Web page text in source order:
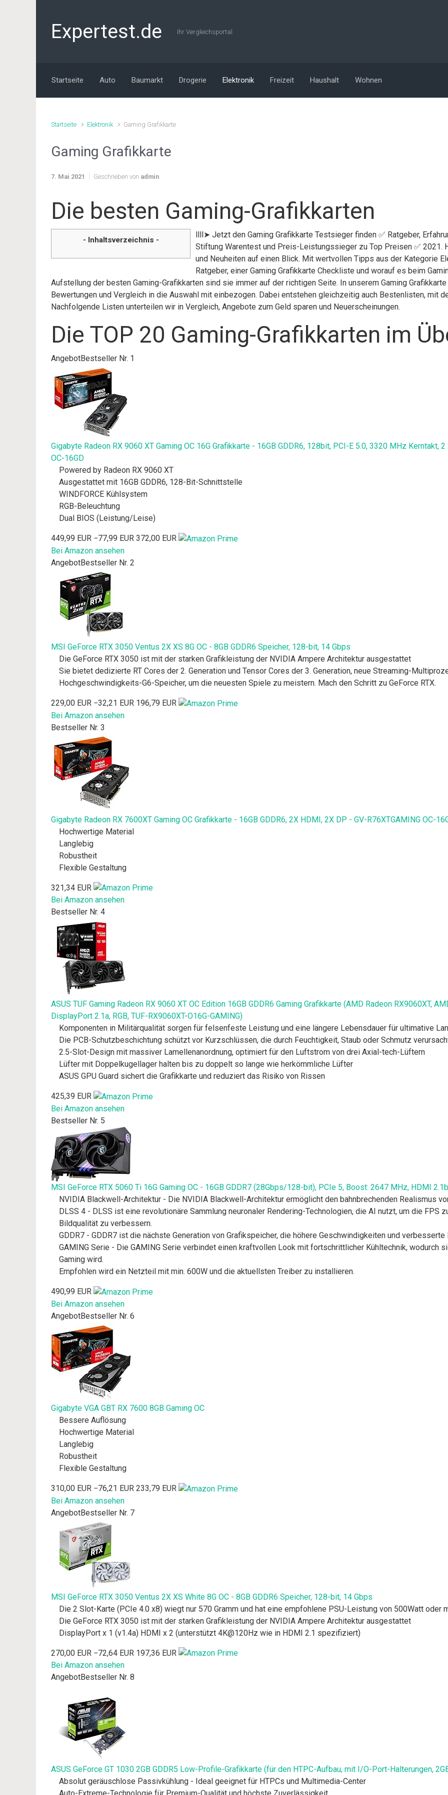
Expertest.de Ihr Vergleichsportal
Startseite Auto Baumarkt Drogerie Elektronik Freizeit Haushalt Wohnen
Startseite Elektronik Gaming Grafikkarte
Gaming Grafikkarte
7. Mai 2021 Geschrieben von admin
Die besten Gaming-Grafikkarten
- Inhaltsverzeichnis -
llll➤ Jetzt den Gaming Grafikkarte Testsieger finden ✅ Ratgeber,
Stiftung Warentest und Preis-Leistungssieger zu Top Preisen ✅
und Neuheiten auf einen Blick. Mit wertvollen Tipps aus der Kategorie
Ratgeber, einer Gaming Grafikkarte Checkliste und worauf es beim
Aufstellung der besten Gaming-Grafikkarten sind sie immer auf der richtigen Seite. In unserem Gaming
Bewertungen und Vergleich in die Auswahl mit einbezogen. Dabei entstehen gleichzeitig auch Bestenlisten, mit
Nachfolgende Listen unterteilen wir in Vergleich, Angebote zum Geld sparen und Neuerscheinungen.
Die TOP 20 Gaming-Grafikkarten im
AngebotBestseller Nr. 1
Gigabyte Radeon RX 9060 XT Gaming OC 16G Grafikkarte - 16GB GDDR6, 128bit, PCI-E 5.0, 3320 MHz Kerntakt,
OC-16GD
Powered by Radeon RX 9060 XT
Ausgestattet mit 16GB GDDR6, 128-Bit-Schnittstelle
WINDFORCE Kühlsystem
RGB-Beleuchtung
Dual BIOS (Leistung/Leise)
449,99 EUR −77,99 EUR 372,00 EUR
Bei Amazon ansehen
AngebotBestseller Nr. 2
MSI GeForce RTX 3050 Ventus 2X XS 8G OC - 8GB GDDR6 Speicher, 128-bit, 14 Gbps
Die GeForce RTX 3050 ist mit der starken Grafikleistung der NVIDIA Ampere Architektur ausgestattet
Sie bietet dedizierte RT Cores der 2. Generation und Tensor Cores der 3. Generation, neue Streaming-
Hochgeschwindigkeits-G6-Speicher, um die neuesten Spiele zu meistern. Mach den Schritt zu GeForce RTX.
229,00 EUR −32,21 EUR 196,79 EUR
Bei Amazon ansehen
Bestseller Nr. 3
Gigabyte Radeon RX 7600XT Gaming OC Grafikkarte - 16GB GDDR6, 2X HDMI, 2X DP - GV-R76XTGAMING OC-
Hochwertige Material
Langlebig
Robustheit
Flexible Gestaltung
321,34 EUR
Bei Amazon ansehen
Bestseller Nr. 4
ASUS TUF Gaming Radeon RX 9060 XT OC Edition 16GB GDDR6 Gaming Grafikkarte (AMD Radeon RX9060XT,
DisplayPort 2.1a, RGB, TUF-RX9060XT-O16G-GAMING)
Komponenten in Militärqualität sorgen für felsenfeste Leistung und eine längere Lebensdauer für ultimative
Die PCB-Schutzbeschichtung schützt vor Kurzschlüssen, die durch Feuchtigkeit, Staub oder Schmutz
2.5-Slot-Design mit massiver Lamellenanordnung, optimiert für den Luftstrom von drei Axial-tech-Lüftern
Lüfter mit Doppelkugellager halten bis zu doppelt so lange wie herkömmliche Lüfter
ASUS GPU Guard sichert die Grafikkarte und reduziert das Risiko von Rissen
425,39 EUR
Bei Amazon ansehen
Bestseller Nr. 5
MSI GeForce RTX 5060 Ti 16G Gaming OC - 16GB GDDR7 (28Gbps/128-bit), PCIe 5, Boost: 2647 MHz, HDMI
NVIDIA Blackwell-Architektur - Die NVIDIA Blackwell-Architektur ermöglicht den bahnbrechenden Realismus
DLSS 4 - DLSS ist eine revolutionäre Sammlung neuronaler Rendering-Technologien, die AI nutzt, um die FPS
Bildqualität zu verbessern.
GDDR7 - GDDR7 ist die nächste Generation von Grafikspeicher, die höhere Geschwindigkeiten und
GAMING Serie - Die GAMING Serie verbindet einen kraftvollen Look mit fortschrittlicher Kühltechnik, wodurch
Gaming wird.
Empfohlen wird ein Netzteil mit min. 600W und die aktuellsten Treiber zu installieren.
490,99 EUR
Bei Amazon ansehen
AngebotBestseller Nr. 6
Gigabyte VGA GBT RX 7600 8GB Gaming OC
Bessere Auflösung
Hochwertige Material
Langlebig
Robustheit
Flexible Gestaltung
310,00 EUR −76,21 EUR 233,79 EUR
Bei Amazon ansehen
AngebotBestseller Nr. 7
MSI GeForce RTX 3050 Ventus 2X XS White 8G OC - 8GB GDDR6 Speicher, 128-bit, 14 Gbps
Die 2 Slot-Karte (PCIe 4.0 x8) wiegt nur 570 Gramm und hat eine empfohlene PSU-Leistung von 500Watt oder
Die GeForce RTX 3050 ist mit der starken Grafikleistung der NVIDIA Ampere Architektur ausgestattet
DisplayPort x 1 (v1.4a) HDMI x 2 (unterstützt 4K@120Hz wie in HDMI 2.1 spezifiziert)
270,00 EUR −72,64 EUR 197,36 EUR
Bei Amazon ansehen
AngebotBestseller Nr. 8
ASUS GeForce GT 1030 2GB GDDR5 Low-Profile-Grafikkarte (für den HTPC-Aufbau, mit I/O-Port-Halterungen,
Absolut geräuschlose Passivkühlung - Ideal geeignet für HTPCs und Multimedia-Center